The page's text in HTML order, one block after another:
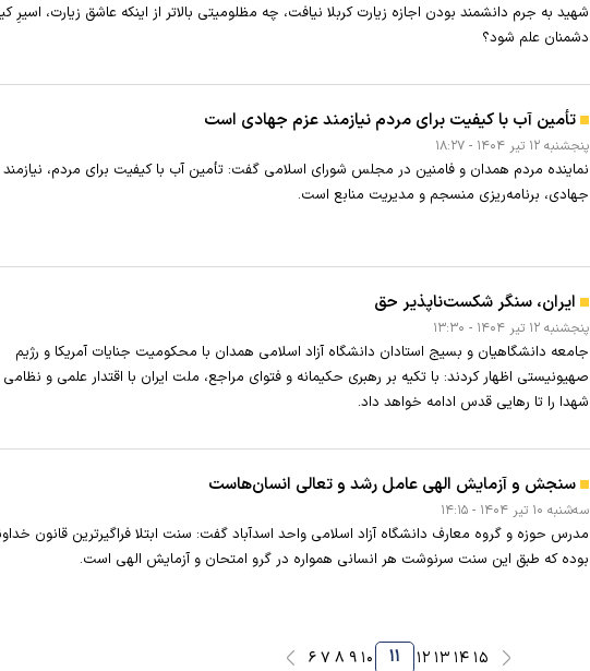
شهید به جرم دانشمند بودن اجازه زیارت کربلا نیافت، چه مظلومیتی بالاتر از اینکه عاشق زیارت، اسیرِ
دشمنان علم شود؟
تأمین آب با کیفیت برای مردم نیازمند عزم جهادی است
پنجشنبه ۱۲ تير ۱۴۰۴ - ۱۸:۲۷
نماینده مردم همدان و فامنین در مجلس شورای اسلامی گفت: تأمین آب با کیفیت برای مردم، نیازمند
جهادی، برنامه‌ریزی منسجم و مدیریت منابع است.
ایران، سنگر شکست‌ناپذیر حق
پنجشنبه ۱۲ تير ۱۴۰۴ - ۱۳:۳۰
جامعه دانشگاهیان و بسیج استادان دانشگاه آزاد اسلامی همدان با محکومیت جنایات آمریکا و رژیم
صهیونیستی اظهار کردند: با تکیه بر رهبری حکیمانه و فتوای مراجع، ملت ایران با اقتدار علمی و نظامی
شهدا را تا رهایی قدس ادامه خواهد داد.
سنجش و آزمایش الهی عامل رشد و تعالی انسان‌هاست
سه‌شنبه ۱۰ تير ۱۴۰۴ - ۱۴:۱۵
مدرس حوزه و گروه معارف دانشگاه آزاد اسلامی واحد اسدآباد گفت: سنت ابتلا فراگیرترین قانون
بوده که طبق این سنت سرنوشت هر انسانی همواره در گرو امتحان و آزمایش الهی است.
۶۷ ۸ ۹۱۰ ۱۱ ۱۲۱۳۱۴۱۵